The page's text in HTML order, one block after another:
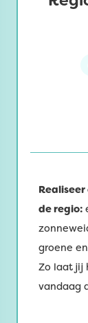
de regio:
groene
Zo laat jij
vandaag